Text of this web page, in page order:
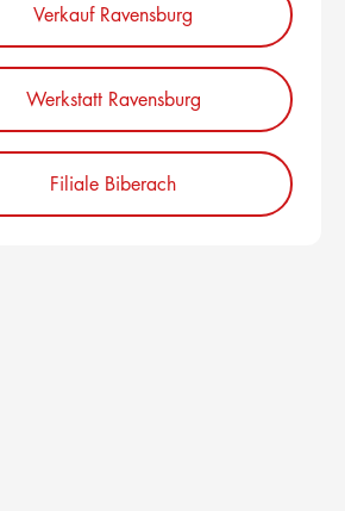
Verkauf Ravensburg
Werkstatt Ravensburg
Filiale Biberach